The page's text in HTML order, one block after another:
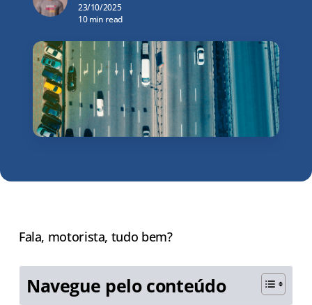
23/10/2025
10 min read
Fala, motorista, tudo bem?
Navegue pelo conteúdo